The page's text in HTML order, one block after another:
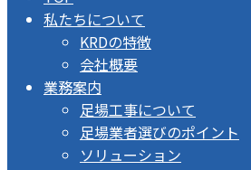
私たちについて
KRDの特徴
会社概要
業務案内
足場工事について
足場業者選びのポイント
ソリューション